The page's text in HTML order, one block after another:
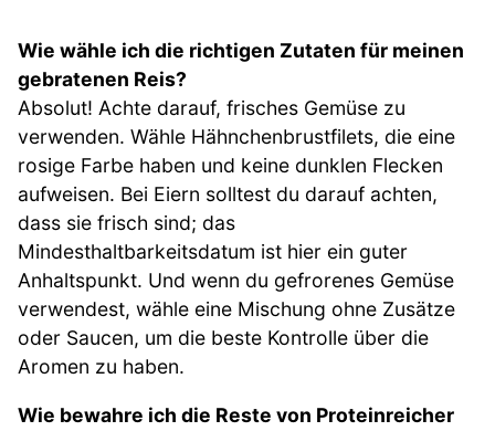
Wie wähle ich die richtigen Zutaten für meinen
gebratenen Reis?
Absolut! Achte darauf, frisches Gemüse zu
verwenden. Wähle Hähnchenbrustfilets, die eine
rosige Farbe haben und keine dunklen Flecken
aufweisen. Bei Eiern solltest du darauf achten,
dass sie frisch sind; das
Mindesthaltbarkeitsdatum ist hier ein guter
Anhaltspunkt. Und wenn du gefrorenes Gemüse
verwendest, wähle eine Mischung ohne Zusätze
oder Saucen, um die beste Kontrolle über die
Aromen zu haben.
Wie bewahre ich die Reste von Proteinreicher